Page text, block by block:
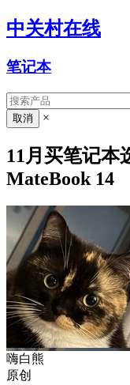
中关村在线
笔记本
×
11月买笔记本
MateBook 14
嗨白熊
原创